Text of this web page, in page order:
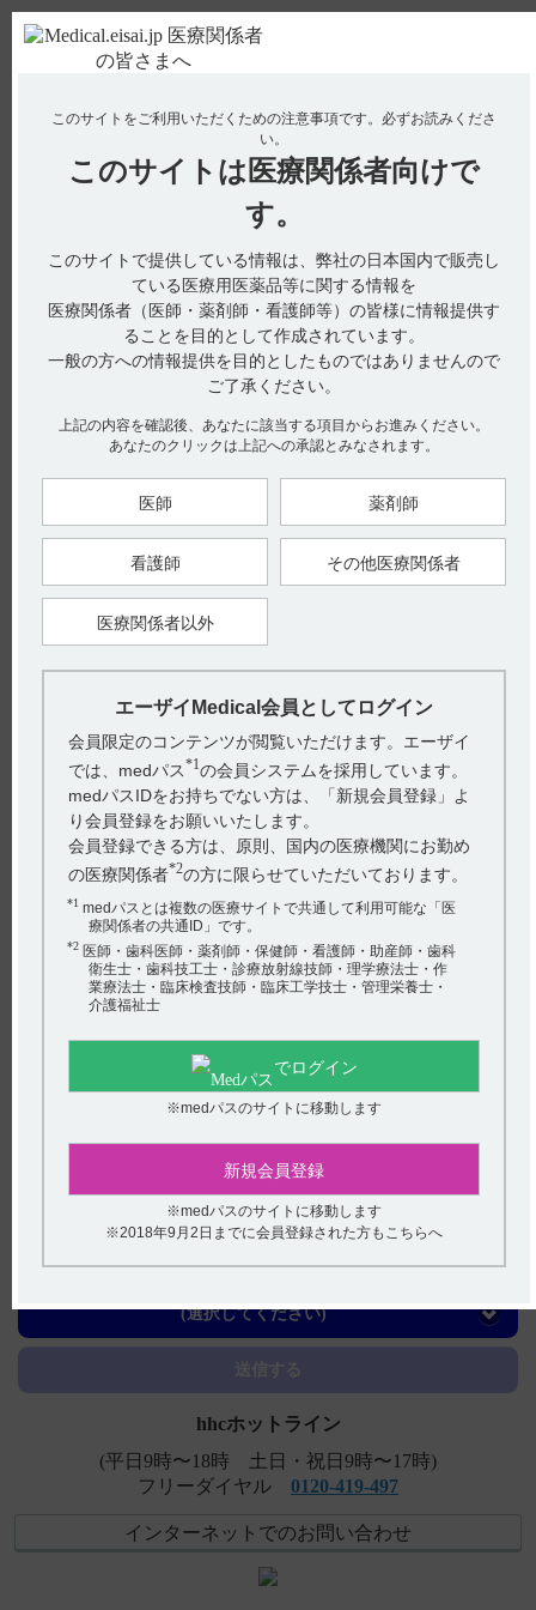
使用期限検索 Drug Information
No : 3066
【サイレース・注射】 副作用について教えてく
電子添文には、副作用に関する以下の記載があります。
11. 副作用（引用1）
次の副作用があらわれることがあるので、観察を十分に行い、
異常が認められた場合には投与を中止するなど適切な処置を行
うこと。
11.1.1 無呼吸、呼吸抑制、舌根沈下（各0.1～5％未満）
重篤な転帰をたどることがあるので観察を十分に行うこと。こ
のような場合には、気道を確保し、換気をはかるなど適切な処
置を行うこと。
11.1.2 錯乱（0.1％未満）
11.2 その他の副作用
副作用
【更新年月】
2025年7月
戻る
関連するQ&A
【フェロミア】 薬剤交付時など取り扱いで注意すること
を教えてください。
【メチコバール・注射】 警告とその設定理由について教
【サイレース・注射】 他剤との配合変化に関する情報は
すか（定期検査の実施など）？
アンケート:ご意見をお聞かせください
(選択してください)
このサイトをご利用いただくための注意事項です。 必ずお読みくださ
い。
このサイトは 医療関係者向けで
す。
このサイトで提供している情報は、弊社の日本国内で販売し
ている医療用医薬品等に関する情報を
医療関係者（医師・薬剤師・看護師等）の皆様に情報提供す
ることを目的として作成されています。
一般の方への情報提供を目的としたものではありませんので
ご了承ください。
上記の内容を確認後、あなたに該当する項目からお進みください。
あなたのクリックは上記への承認とみなされます。
医師 薬剤師
看護師 その他医療関係者
医療関係者以外
エーザイMedical会員としてログイン
会員限定のコンテンツが閲覧いただけます。エーザイ
では、medパス*1の会員システムを採用しています。
medパスIDをお持ちでない方は、「新規会員登録」よ
り会員登録をお願いいたします。
会員登録できる方は、原則、国内の医療機関にお勤め
の医療関係者*2の方に限らせていただいております。
*1 medパスとは複数の医療サイトで共通して利用可能な「医
療関係者の共通ID」です。
*2 医師・歯科医師・薬剤師・保健師・看護師・助産師・歯科
衛生士・歯科技工士・診療放射線技師・理学療法士・作
業療法士・臨床検査技師・臨床工学技士・管理栄養士・
介護福祉士
でログイン
※medパスのサイトに移動します
新規会員登録
※medパスのサイトに移動します
※2018年9月2日までに会員登録された方もこちらへ
hhcホットライン
(平日9時〜18時 土日・祝日9時〜17時)
フリーダイヤル 0120-419-497
インターネットでのお問い合わせ